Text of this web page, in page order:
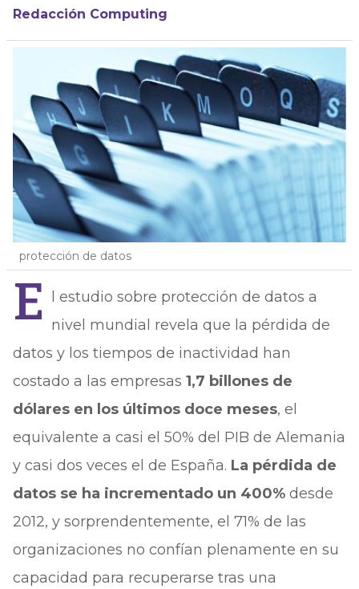
Redacción Computing
protección de datos
E
l estudio sobre protección de datos a
nivel mundial revela que la pérdida de
datos y los tiempos de inactividad han
costado a las empresas 1,7 billones de
dólares en los últimos doce meses, el
equivalente a casi el 50% del PIB de Alemania
y casi dos veces el de España. La pérdida de
datos se ha incrementado un 400%desde
2012, y sorprendentemente, el 71% de las
organizaciones no confían plenamente en su
capacidad para recuperarse tras una